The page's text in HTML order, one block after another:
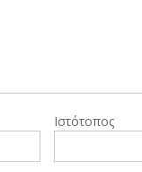
Ιστότοπος